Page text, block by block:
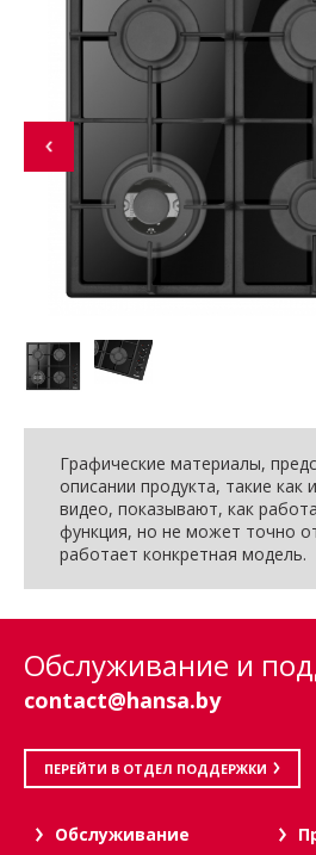
Графические материалы,
описании продукта, такие как
видео, показывают, как
функция, но не может точно
работает конкретная модель.
Обслуживание и
contact@hansa.by
ПЕРЕЙТИ В ОТДЕЛ ПОДДЕРЖКИ
Oбслуживание